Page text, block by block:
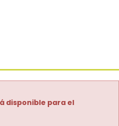
disponible para el